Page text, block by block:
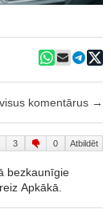
komentārus →
3 0 Atbildēt
bezkaunīgie
Apkākā.